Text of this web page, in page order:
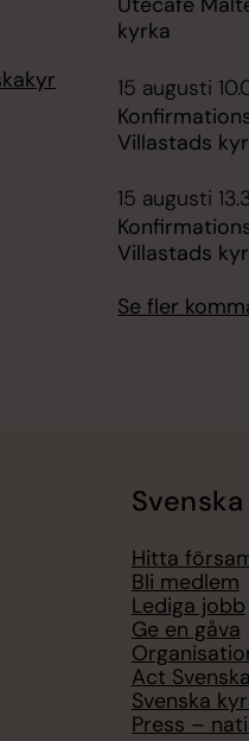
kyrka
15 augusti
Villastads
15 augusti
Villastads
Se fler
Hitta
Bli medlem
Lediga jobb
Ge en gåva
Act
Svenska
Press –